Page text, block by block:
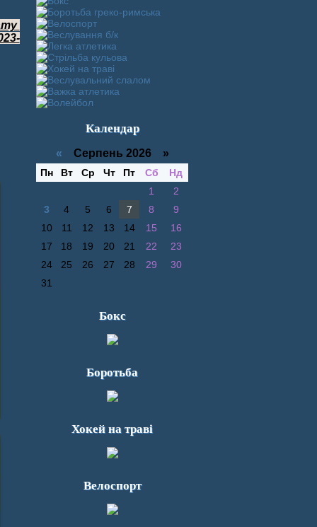
Календар
« Серпень 2026 »
Пн Вт Ср Чт Пт Сб
Нд
1
2
3
4 5 6 7 8
9
10
11 12 13 14 15
16
17
18 19 20 21 22
23
24
25 26 27 28 29
30
31
Бокс
Боротьба
Хокей на траві
Велоспорт